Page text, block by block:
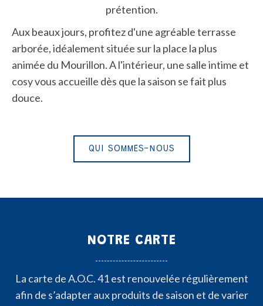
prétention.
Aux beaux jours, profitez d'une agréable terrasse
arborée, idéalement située sur la place la plus
animée du Mourillon. A l'intérieur, une salle intime et
cosy vous accueille dès que la saison se fait plus
douce.
QUI SOMMES-NOUS
NOTRE CARTE
La carte de A.O.C. 41 est renouvelée régulièrement
afin de s’adapter aux produits de saison et de varier